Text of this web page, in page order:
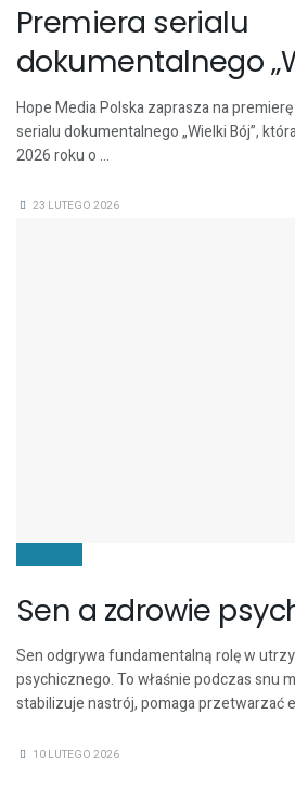
Premiera serialu
dokumentalnego
Hope Media Polska zaprasza na
serialu dokumentalnego „Wielki Bój”,
2026 roku o ...
23 LUTEGO 2026
Sen a zdrowie
Sen odgrywa fundamentalną rolę w
psychicznego. To właśnie podczas snu
stabilizuje nastrój, pomaga przetwarzać
10 LUTEGO 2026